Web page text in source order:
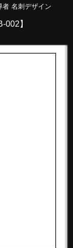
者 名刺デザイン
002】